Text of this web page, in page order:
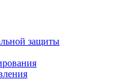
защиты